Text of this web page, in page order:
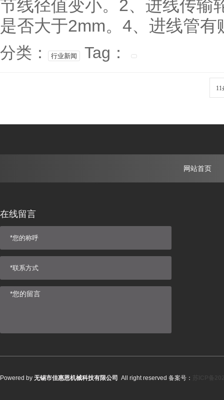
节线径值变小。2、进线传输
是否大于2mm。4、进线管
分类： 行业新闻 Tag：
11
网站首页
在线留言
Powered by 无锡市佳惠恩机械科技有限公司 All right reserved 备案号：